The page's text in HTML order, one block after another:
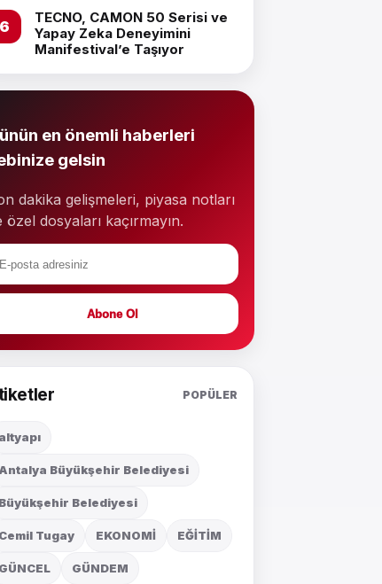
TECNO, CAMON 50 Serisi ve
Yapay Zeka Deneyimini
Manifestival’e Taşıyor
en önemli haberleri
gelsin
dakika gelişmeleri, piyasa notları
özel dosyaları kaçırmayın.
Abone Ol
POPÜLER
altyapı
Antalya Büyükşehir Belediyesi
Büyükşehir Belediyesi
Cemil Tugay EKONOMİ EĞİTİM
GÜNCEL GÜNDEM